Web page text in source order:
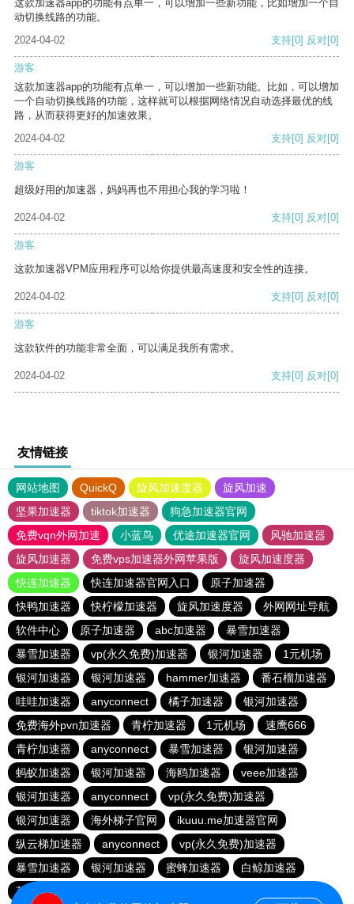
这款加速器app的功能有点单一，可以增加一些新功能，比如增加一个自
动切换线路的功能。
2024-04-02
支持[0] 反对[0]
游客
这款加速器app的功能有点单一，可以增加一些新功能。比如，可以增加
一个自动切换线路的功能，这样就可以根据网络情况自动选择最优的线
路，从而获得更好的加速效果。
2024-04-02
支持[0] 反对[0]
游客
超级好用的加速器，妈妈再也不用担心我的学习啦！
2024-04-02 支持[0] 反对[0]
游客
这款加速器VPM应用程序可以给你提供最高速度和安全性的连接。
2024-04-02 支持[0] 反对[0]
游客
这款软件的功能非常全面，可以满足我所有需求。
2024-04-02 支持[0] 反对[0]
友情链接
网站地图 QuickQ 旋风加速度器
旋风加速
坚果加速器
tiktok加速器
狗急加速器官网
免费vqn外网加速
小蓝鸟 优途加速器官网
风驰加速器
旋风加速器
免费vps加速器外网苹果版
旋风加速度器
快连加速器
快连加速器官网入口
原子加速器
快鸭加速器
快柠檬加速器 旋风加速度器
外网网址导航
软件中心
原子加速器 abc加速器
暴雪加速器
暴雪加速器
vp(永久免费)加速器 银河加速器
1元机场
银河加速器
银河加速器 hammer加速器
番石榴加速器
哇哇加速器
anyconnect 橘子加速器
银河加速器
免费海外pvn加速器
青柠加速器 1元机场
速鹰666
青柠加速器
anyconnect 暴雪加速器
银河加速器
蚂蚁加速器
银河加速器 海鸥加速器
veee加速器
银河加速器
anyconnect
vp(永久免费)加速器
银河加速器
海外梯子官网
ikuuu.me加速器官网
纵云梯加速器
anyconnect
vp(永久免费)加速器
暴雪加速器
银河加速器 蜜蜂加速器
白鲸加速器
荔枝加速器